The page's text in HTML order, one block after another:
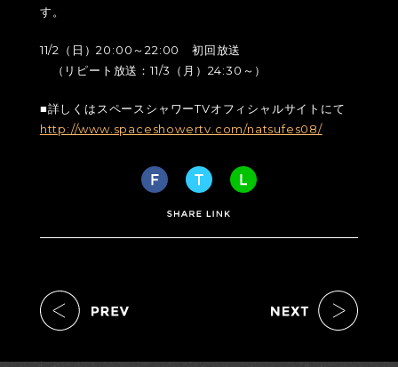
す。
11/2（日）20:00～22:00 初回放送
（リピート放送：11/3（月）24:30～）
■詳しくはスペースシャワーTVオフィシャルサイトにて
http://www.spaceshowertv.com/natsufes08/